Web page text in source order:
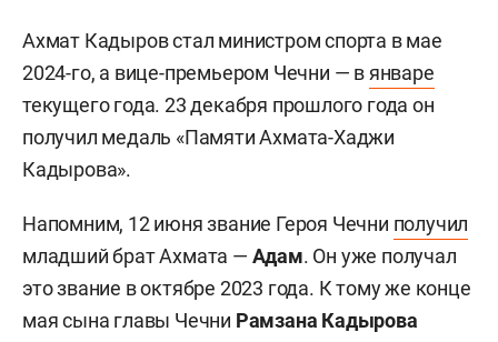
Ахмат Кадыров стал министром спорта в мае
2024-го, а вице-премьером Чечни — в январе
текущего года. 23 декабря прошлого года он
получил медаль «Памяти Ахмата-Хаджи
Кадырова».
Напомним, 12 июня звание Героя Чечни получил
младший брат Ахмата — Адам. Он уже получал
это звание в октябре 2023 года. К тому же конце
мая сына главы Чечни Рамзана Кадырова